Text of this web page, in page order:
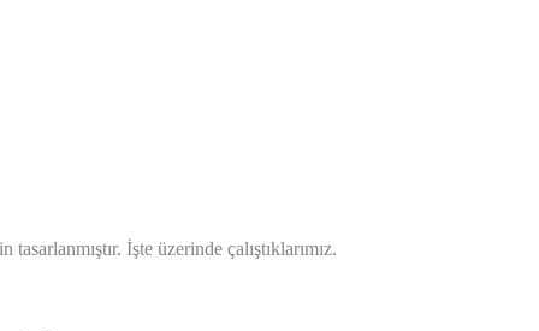
İşte üzerinde çalıştıklarımız.